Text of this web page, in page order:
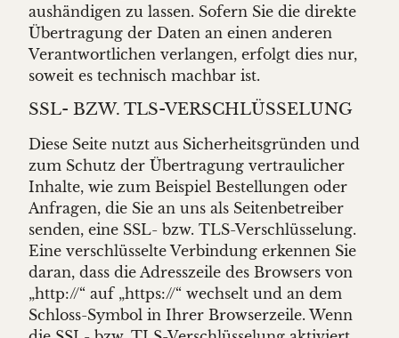
aushändigen zu lassen. Sofern Sie die direkte
Übertragung der Daten an einen anderen
Verantwortlichen verlangen, erfolgt dies nur,
soweit es technisch machbar ist.
SSL- BZW. TLS-VERSCHLÜSSELUNG
Diese Seite nutzt aus Sicherheitsgründen und
zum Schutz der Übertragung vertraulicher
Inhalte, wie zum Beispiel Bestellungen oder
Anfragen, die Sie an uns als Seitenbetreiber
senden, eine SSL- bzw. TLS-Verschlüsselung.
Eine verschlüsselte Verbindung erkennen Sie
daran, dass die Adresszeile des Browsers von
„http://“ auf „https://“ wechselt und an dem
Schloss-Symbol in Ihrer Browserzeile. Wenn